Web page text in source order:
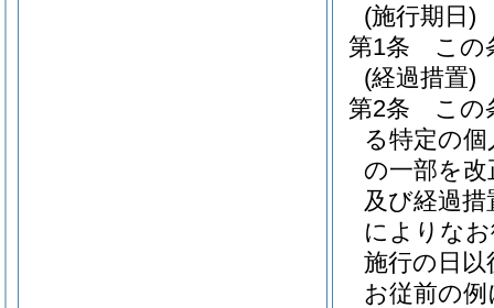
(施行期日)
第1条
この
(経過措置)
第2条
この
る特定の
の一部を
及び経過
によりな
施行の日
お従前の